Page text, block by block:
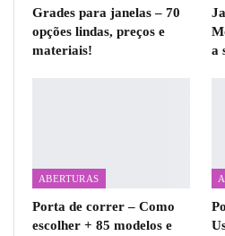
Grades para janelas – 70
opções lindas, preços e
materiais!
a
ABERTURAS
Porta de correr – Como
escolher + 85 modelos e